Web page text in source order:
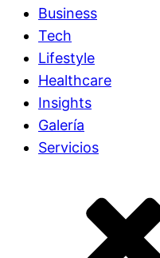
Business
Tech
Lifestyle
Healthcare
Insights
Galería
Servicios